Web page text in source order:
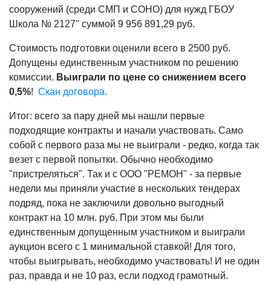
сооружений (среди СМП и СОНО) для нужд ГБОУ
Школа № 2127" суммой 9 956 891,29 руб.
Стоимость подготовки оценили всего в 2500 руб.
Допущены единственным участником по решению
комиссии. Выиграли по цене со снижением всего
0,5%! Скан договора.
Итог: всего за пару дней мы нашли первые
подходящие контракты и начали участвовать. Само
собой с первого раза мы не выиграли - редко, когда так
везет с первой попытки. Обычно необходимо
"пристреляться". Так и с ООО "РЕМОН" - за первые
недели мы приняли участие в нескольких тендерах
подряд, пока не заключили довольно выгодный
контракт на 10 млн. руб. При этом мы были
единственным допущенным участником и выиграли
аукцион всего с 1 минимальной ставкой! Для того,
чтобы выигрывать, необходимо участвовать! И не один
раз, правда и не 10 раз, если подход грамотный.